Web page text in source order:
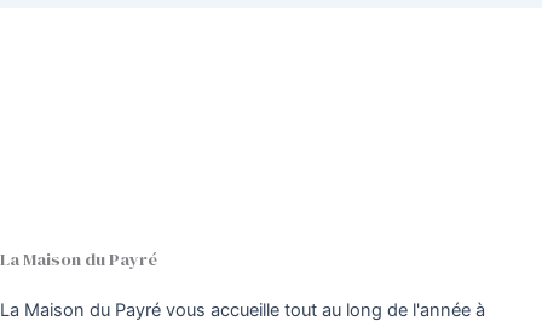
La Maison du Payré
La Maison du Payré vous accueille tout au long de l'année à